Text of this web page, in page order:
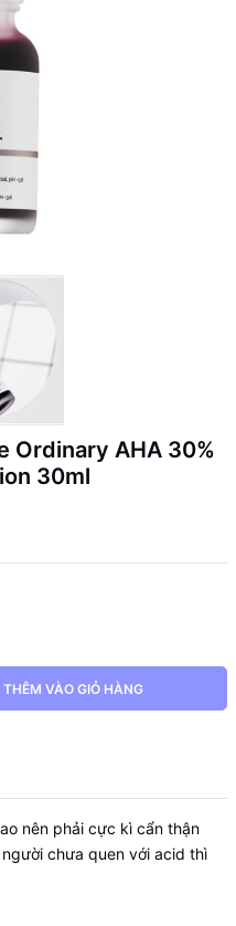
Ordinary AHA 30%
30ml
THÊM VÀO GIỎ HÀNG
nên phải cực kì cẩn thận
chưa quen với acid thì